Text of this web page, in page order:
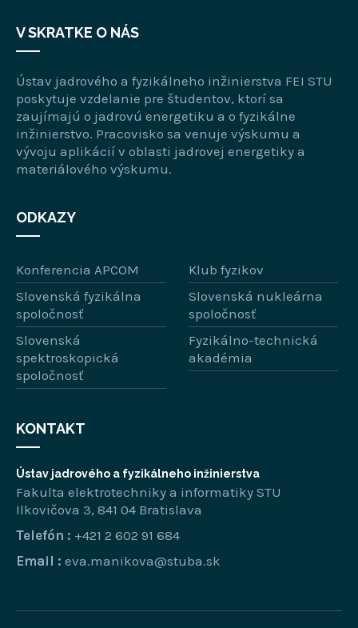
V SKRATKE O NÁS
Ústav jadrového a fyzikálneho inžinierstva FEI STU
poskytuje vzdelanie pre študentov, ktorí sa
zaujímajú o jadrovú energetiku a o fyzikálne
inžinierstvo. Pracovisko sa venuje výskumu a
vývoju aplikácií v oblasti jadrovej energetiky a
materiálového výskumu.
ODKAZY
Konferencia APCOM
Klub fyzikov
Slovenská fyzikálna
spoločnosť
Slovenská nukleárna
spoločnosť
Slovenská
spektroskopická
spoločnosť
Fyzikálno-technická
akadémia
KONTAKT
Ústav jadrového a fyzikálneho inžinierstva
Fakulta elektrotechniky a informatiky STU
Ilkovičova 3, 841 04 Bratislava
Telefón : +421 2 602 91 684
Email : eva.manikova@stuba.sk